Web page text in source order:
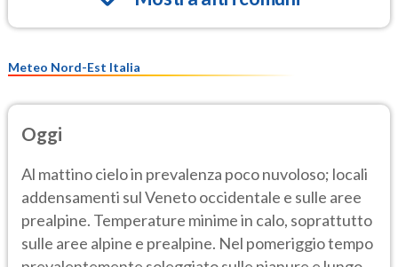
Meteo Nord-Est Italia
Oggi
Al mattino cielo in prevalenza poco nuvoloso; locali
addensamenti sul Veneto occidentale e sulle aree
prealpine. Temperature minime in calo, soprattutto
sulle aree alpine e prealpine. Nel pomeriggio tempo